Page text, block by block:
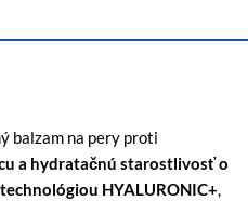
balzam na pery proti
a hydratačnú starostlivosť o
HYALURONIC+